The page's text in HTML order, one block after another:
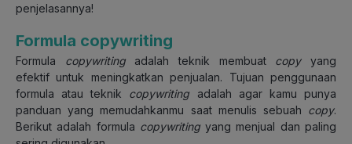
penjelasannya!
Formula copywriting
Formula copywritingadalah teknik membuat copyyang
efektif untuk meningkatkan penjualan. Tujuan penggunaan
formula atau teknik copywriting adalah agar kamu punya
panduan yang memudahkanmu saat menulis sebuah copy.
Berikut adalah formula copywritingyang menjual dan paling